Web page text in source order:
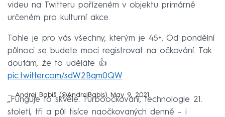
videu na Twitteru pořízeném v objektu primárně
určeném pro kulturní akce.
Tohle je pro vás všechny, kterým je 45+. Od pondělní
půlnoci se budete moci registrovat na očkování. Tak
doufám, že to uděláte 👍
pic.twitter.com/sdW2Bqm0QW
— Andrej Babiš (@AndrejBabis) May 9, 2021
„Funguje to skvěle. Turboočkování, technologie 21.
století, tři a půl tisíce naočkovaných denně –⁠ i